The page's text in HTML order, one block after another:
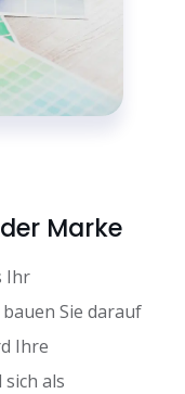
Marke
Ihr
Sie darauf
Ihre
als